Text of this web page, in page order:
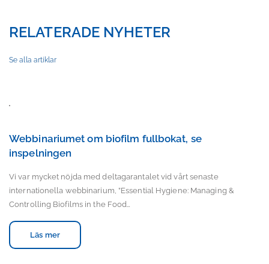
RELATERADE NYHETER
Se alla artiklar
Webbinariumet om biofilm fullbokat, se
inspelningen
Vi var mycket nöjda med deltagarantalet vid vårt senaste
internationella webbinarium, ”Essential Hygiene: Managing &
Controlling Biofilms in the Food…
Läs mer